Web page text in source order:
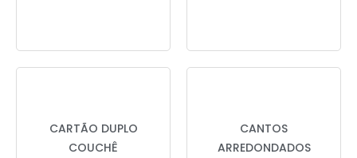
CARTÃO DUPLO
COUCHÊ
CANTOS
ARREDONDADOS